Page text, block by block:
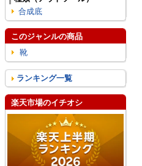
合成底
このジャンルの商品
靴
ランキング一覧
楽天市場のイチオシ